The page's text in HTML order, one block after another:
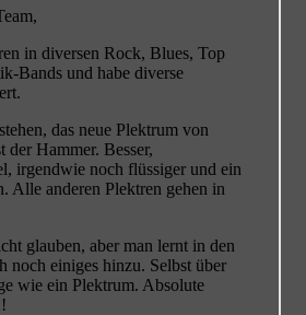
in diversen Rock, Blues, Top
Bands und habe diverse
das neue Plektrum von
der Hammer. Besser,
irgendwie noch flüssiger und ein
Alle anderen Plektren gehen in
glauben, aber man lernt in den
noch einiges hinzu. Selbst über
wie ein Plektrum. Absolute